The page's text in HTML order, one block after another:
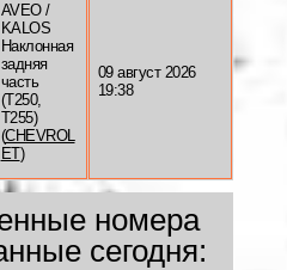
AVEO /
KALOS
Наклонная
задняя
часть
(T250,
T255)
(CHEVROL
ET)
09 август 2026
19:38
номера
сегодня: